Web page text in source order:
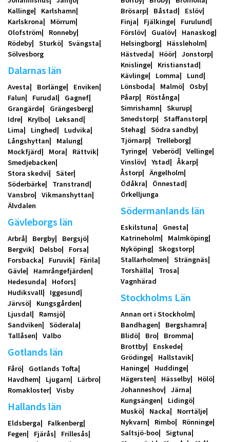
Kallinge
Karlshamn
Karlskrona
Mörrum
Olofström
Ronneby
Rödeby
Sturkö
Svängsta
Sölvesborg
Dalarnas län
Avesta Borlänge
Enviken
Falun
Furudal
Gagnef
Grangärde
Grängesberg
Idre
Krylbo
Leksand
Lima
Linghed
Ludvika
Långshyttan
Malung
Mockfjärd
Mora
Rättvik
Smedjebacken
Stora skedvi
Säter
Söderbärke
Transtrand
Vansbro
Vikmanshyttan
Älvdalen
Gävleborgs län
Arbrå Bergby
Bergsjö
Bergvik
Delsbo
Forsa
Forsbacka
Furuvik
Färila
Gävle
Hamrångefjärden
Hedesunda
Hofors
Hudiksvall
Iggesund
Järvsö
Kungsgården
Ljusdal
Ramsjö
Sandviken
Söderala
Tallåsen
Valbo
Gotlands län
Fårö
Gotlands Tofta
Havdhem
Ljugarn
Lärbro
Romakloster
Visby
Hallands län
Eldsberga
Falkenberg
Fegen
Fjärås
Frillesås
Brösarp
Båstad
Eslöv
Finja
Fjälkinge
Furulund
Förslöv
Gualöv
Hanaskog
Helsingborg
Hässleholm
Hästveda
Höör
Jonstorp
Knislinge
Kristianstad
Kävlinge
Lomma
Lund
Lönsboda
Malmö
Osby
Påarp
Röstånga
Simrishamn
Skurup
Smedstorp
Staffanstorp
Stehag
Södra sandby
Tjörnarp
Trelleborg
Tyringe
Veberöd
Vellinge
Vinslöv
Ystad
Åkarp
Åstorp
Ängelholm
Ödåkra
Önnestad
Örkelljunga
Södermanlands län
Eskilstuna
Gnesta
Katrineholm
Malmköping
Nyköping
Skogstorp
Stallarholmen
Strängnäs
Torshälla
Trosa
Vagnhärad
Stockholms Län
Annan ort i Stockholm
Bandhagen
Bergshamra
Blidö
Bro
Bromma
Brottby
Enskede
Grödinge
Hallstavik
Haninge
Huddinge
Hägersten
Hässelby
Hölö
Johanneshov
Järna
Kungsängen
Lidingö
Muskö
Nacka
Norrtälje
Nykvarn
Rimbo
Rönninge
Saltsjö-boo
Sigtuna